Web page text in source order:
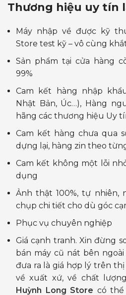
Thương hiệu uy tín
Máy nhập về được kỹ
Store test kỹ – vô cùng
Sản phẩm tại cửa hàng
99%
Cam kết hàng nhập
Nhật Bản, Úc…), Hàng
hãng các thương hiệu Uy
Cam kết hàng chưa qua
dựng lại, hàng zin theo
Cam kết không một lỗi
dụng
Ảnh thật 100%, tự nhiên,
chụp chi tiết cho dù góc
Phục vụ chuyên nghiệp
Giá cạnh tranh. Xin đừng
bán máy cũ nát bên
đưa ra là giá hợp lý trên
về xuất xứ, về chất
Huỳnh Long Store có thể